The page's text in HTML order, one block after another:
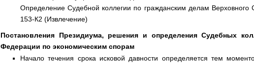
Определение Судебной коллегии по гражданским делам
153-К2 (Извлечение)
Постановления Президиума, решения и определения Судебных
Федерации по экономическим спорам
Начало течения срока исковой давности определяется тем